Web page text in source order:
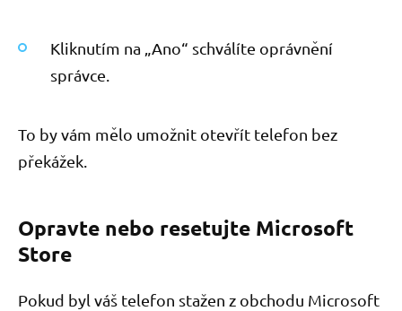
Kliknutím na „Ano“ schválíte oprávnění
správce.
To by vám mělo umožnit otevřít telefon bez
překážek.
Opravte nebo resetujte Microsoft
Store
Pokud byl váš telefon stažen z obchodu Microsoft